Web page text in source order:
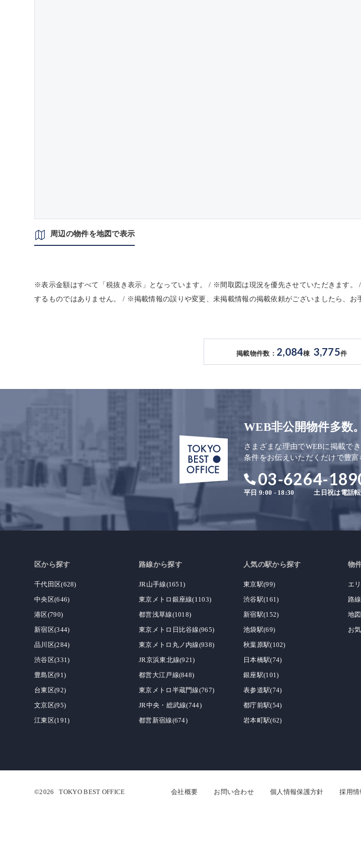
周辺の物件を地図で表示
※表示金額はすべて「税抜き表示」となっています。 / ※間取図は現況を優先させていただきます
するものではありません。 / ※掲載情報の誤りや変更、未掲載情報の掲載依頼がございましたら、お
掲載物件数： 2,084棟 3,775件
WEB非公開物件多数
さまざまな理由でWEBに掲載で
条件をお伝えいただくだけで豊
03-6264-
平日 9:00 - 18:30 土日祝は電話
区から探す
千代田区(628)
中央区(646)
港区(790)
新宿区(344)
品川区(284)
渋谷区(331)
豊島区(91)
台東区(92)
文京区(95)
江東区(191)
路線から探す
JR山手線(1651)
東京メトロ銀座線(1103)
都営浅草線(1018)
東京メトロ日比谷線(965)
東京メトロ丸ノ内線(938)
JR京浜東北線(921)
都営大江戸線(848)
東京メトロ半蔵門線(767)
JR中央・総武線(744)
都営新宿線(674)
人気の駅から探す
東京駅(99)
渋谷駅(161)
新宿駅(152)
池袋駅(69)
秋葉原駅(102)
日本橋駅(74)
銀座駅(101)
表参道駅(74)
都庁前駅(54)
岩本町駅(62)
物
エ
路
地
お
会社概要 お問い合わせ 個人情報保護方針 採用情
©2026TOKYO BEST OFFICE